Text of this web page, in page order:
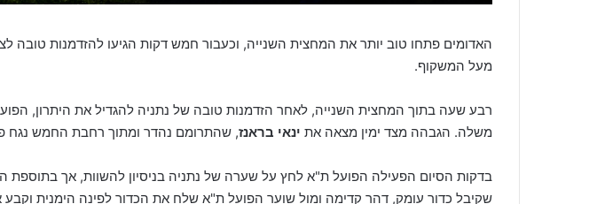
האדומים פתחו טוב יותר את המחצית השנייה, וכעבור חמש דקות הגיעו להזדמנות טובה
מעל המשקוף.
רבע שעה בתוך המחצית השנייה, לאחר הזדמנות טובה של נתניה להגדיל את היתרון,
משלה. הגבהה מצד ימין מצאה את ינאי בראנז, שהתרומם נהדר ומתוך רחבת החמש נגח פנימה – 2:1
בדקות הסיום הפעילה הפועל ת"א לחץ על שערה של נתניה בניסיון להשוות, אך בתוספת